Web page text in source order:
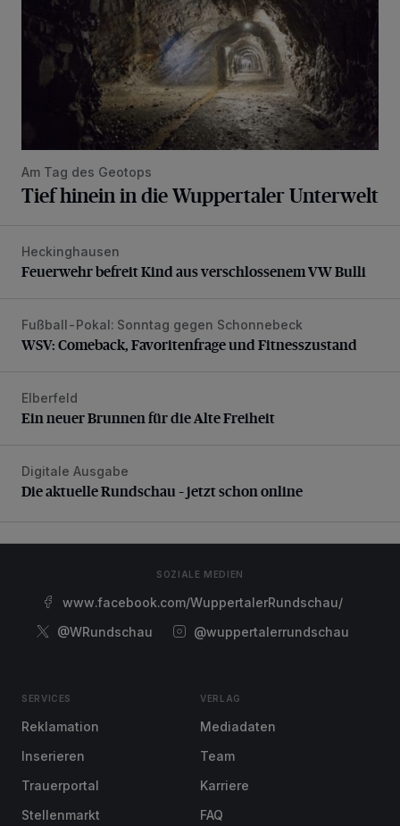
Am Tag des Geotops
Tief hinein in die Wuppertaler Unterwelt
Feuerwehr befreit Kind aus verschlossenem VW Bulli
Heckinghausen
Feuerwehr befreit Kind aus verschlossenem VW Bulli
WSV: Comeback, Favoritenfrage und Fitnesszustand
Fußball-Pokal: Sonntag gegen Schonnebeck
WSV: Comeback, Favoritenfrage und Fitnesszustand
Ein neuer Brunnen für die Alte Freiheit
Elberfeld
Ein neuer Brunnen für die Alte Freiheit
Die aktuelle Rundschau – jetzt schon online
Digitale Ausgabe
Die aktuelle Rundschau – jetzt schon online
SOZIALE MEDIEN
www.facebook.com/WuppertalerRundschau/
@WRundschau
@wuppertalerrundschau
SERVICES
Reklamation
Inserieren
Trauerportal
Stellenmarkt
VERLAG
Mediadaten
Team
Karriere
FAQ